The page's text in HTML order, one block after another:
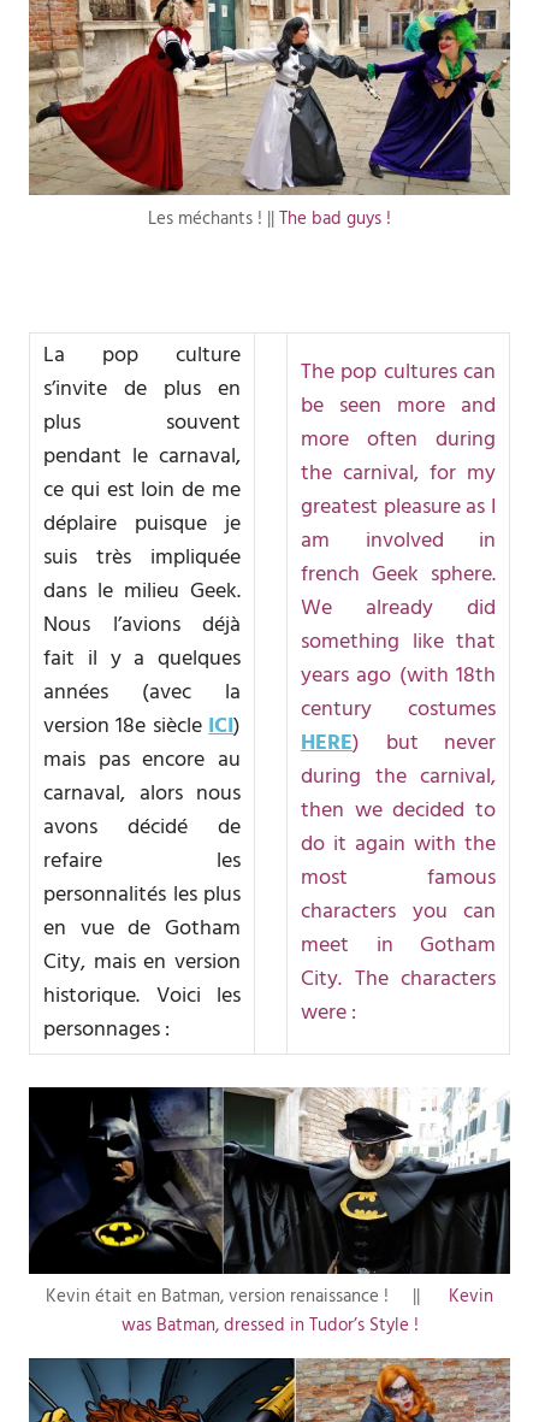
Les méchants ! ||The bad guys !
La pop culture
s’invite de plus en
plus souvent
pendant le carnaval,
ce qui est loin de me
déplaire puisque je
suis très impliquée
dans le milieu Geek.
Nous l’avions déjà
fait il y a quelques
années (avec la
version 18e siècleICI)
mais pas encore au
carnaval, alors nous
avons décidé de
refaire les
personnalités les plus
en vue de Gotham
City, mais en version
historique. Voici les
personnages :
The pop cultures can
be seen more and
more often during
the carnival, for my
greatest pleasure as I
am involved in
french Geek sphere.
We already did
something like that
years ago (with 18th
century costumes
HERE) but never
during the carnival,
then we decided to
do it again with the
most famous
characters you can
meet in Gotham
City. The characters
were :
Kevin était en Batman, version renaissance ! || Kevin
was Batman, dressed in Tudor’s Style !